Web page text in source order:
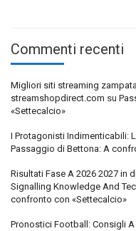
Commenti recenti
Migliori siti streaming
streamshopdirect.com su
«Settecalcio»
I Protagonisti Indimenticabili:
Passaggio di Bettona: A
Risultati Fase A 2026 2027 in
Signalling Knowledge And
confronto con «Settecalcio»
Pronostici Football: Consigli